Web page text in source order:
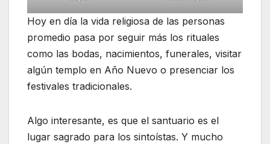
Hoy en día la vida religiosa de las personas
promedio pasa por seguir más los rituales
como las bodas, nacimientos, funerales, visitar
algún templo en Año Nuevo o presenciar los
festivales tradicionales.
Algo interesante, es que el santuario es el
lugar sagrado para los sintoístas. Y mucho